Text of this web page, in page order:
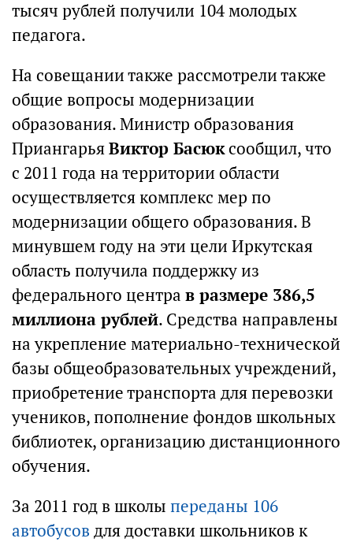
тысяч рублей получили 104 молодых
педагога.
На совещании также рассмотрели также
общие вопросы модернизации
образования. Министр образования
ПриангарьяВиктор Басюксообщил, что
с 2011 года на территории области
осуществляется комплекс мер по
модернизации общего образования. В
минувшем году на эти цели Иркутская
область получила поддержку из
федерального центра в размере 386,5
миллиона рублей. Средства направлены
на укрепление материально-технической
базы общеобразовательных учреждений,
приобретение транспорта для перевозки
учеников, пополнение фондов школьных
библиотек, организацию дистанционного
обучения.
За 2011 год в школы переданы 106
автобусов для доставки школьников к